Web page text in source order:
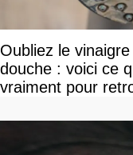
Oubliez le
douche : voici ce
vraiment pour